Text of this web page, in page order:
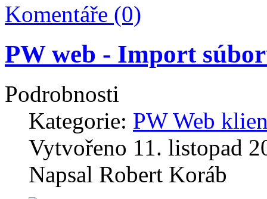
Komentáře (0)
PW web - Import
Podrobnosti
Kategorie: PW Web
Vytvořeno 11. listopad
Napsal Robert Koráb